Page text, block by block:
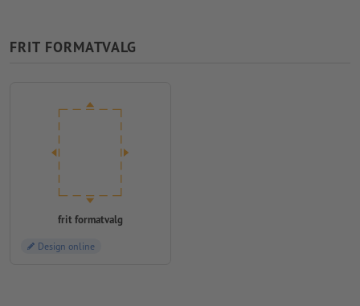
FRIT FORMATVALG
frit formatvalg
Design online